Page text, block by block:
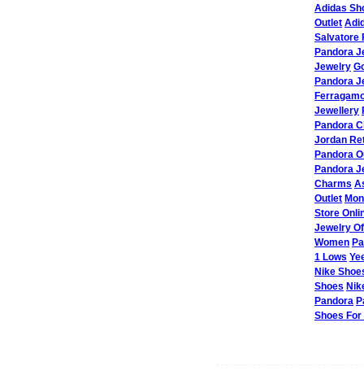
Adidas
Outlet
Salvatore
Pandora
Jewelry
Pandora
Jewellery
Pandora
Jordan
Pandora
Pandora
Charms
Outlet
Store
Jewelry
Women
1 Lows
Nike
Shoes
Pandora
Shoes For